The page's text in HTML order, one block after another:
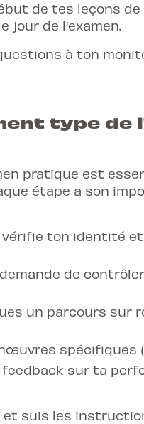
de tes leçons
jour de l'examen.
à ton
type de
pratique est
étape a son
ton identité
de
un parcours sur
spécifiques
sur ta
suis les